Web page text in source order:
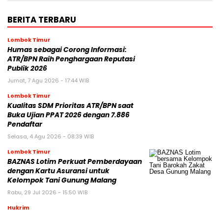
BERITA TERBARU
Lombok Timur
Humas sebagai Corong Informasi:
ATR/BPN Raih Penghargaan Reputasi
Publik 2026
Jumat, 7 Agu 2026 - 17:44 WIB
Lombok Timur
Kualitas SDM Prioritas ATR/BPN saat
Buka Ujian PPAT 2026 dengan 7.886
Pendaftar
Selasa, 4 Agu 2026 - 08:39 WIB
Lombok Timur
BAZNAS Lotim Perkuat Pemberdayaan
dengan Kartu Asuransi untuk
Kelompok Tani Gunung Malang
Rabu, 29 Jul 2026 - 15:50 WIB
Hukrim